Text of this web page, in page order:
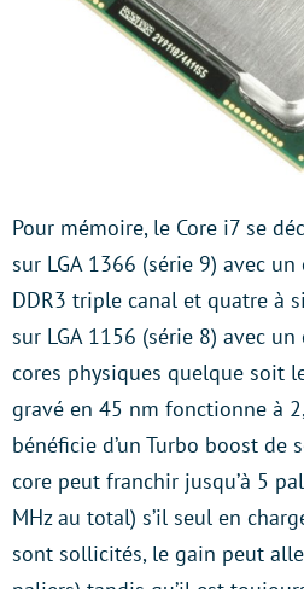
Pour mémoire, le Core i7 se
sur LGA 1366 (série 9) avec
DDR3 triple canal et quatre à
sur LGA 1156 (série 8) avec
cores physiques quelque soit
gravé en 45 nm fonctionne à
bénéficie d’un Turbo boost de
core peut franchir jusqu’à 5
MHz au total) s’il seul en
sont sollicités, le gain peut